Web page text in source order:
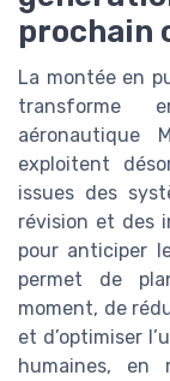
prochain
La montée en
transforme
aéronautique
exploitent
issues des
révision et des
pour anticiper
permet de
moment, de
et d’optimiser
humaines, en